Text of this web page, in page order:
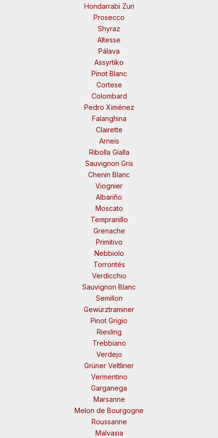
Hondarrabi Zuri
Prosecco
Shyraz
Altesse
Pálava
Assyrtiko
Pinot Blanc
Cortese
Colombard
Pedro Ximénez
Falanghina
Clairette
Arneis
Ribolla Gialla
Sauvignon Gris
Chenin Blanc
Viognier
Albariño
Moscato
Tempranillo
Grenache
Primitivo
Nebbiolo
Torrontés
Verdicchio
Sauvignon Blanc
Semillon
Gewürztraminer
Pinot Grigio
Riesling
Trebbiano
Verdejo
Grüner Veltliner
Vermentino
Garganega
Marsanne
Melon de Bourgogne
Roussanne
Malvasia